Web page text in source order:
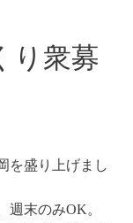
り衆募
を盛り上げまし
週末のみOK。